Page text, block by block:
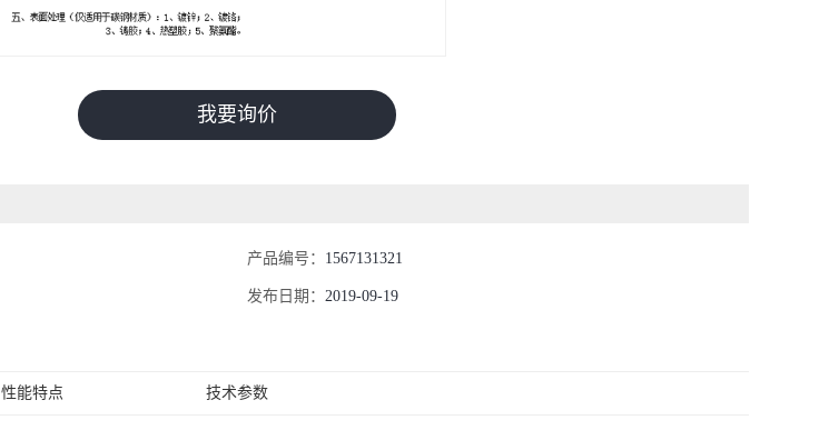
我要询价
产品编号： 1567131321
发布日期：2019-09-19
性能特点 技术参数